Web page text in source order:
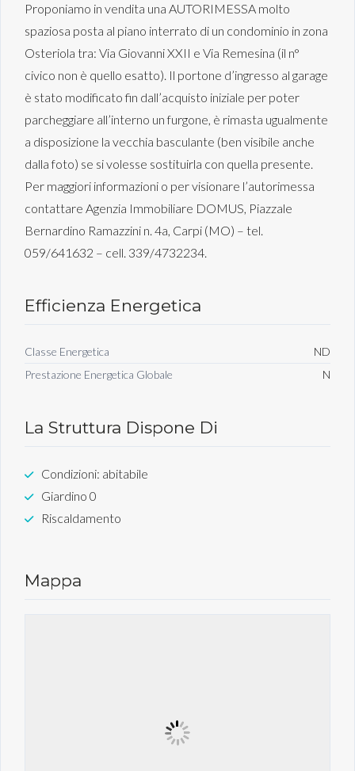
Proponiamo in vendita una AUTORIMESSA molto
spaziosa posta al piano interrato di un condominio in zona
Osteriola tra: Via Giovanni XXII e Via Remesina (il n°
civico non è quello esatto). Il portone d’ingresso al garage
è stato modificato fin dall’acquisto iniziale per poter
parcheggiare all’interno un furgone, è rimasta ugualmente
a disposizione la vecchia basculante (ben visibile anche
dalla foto) se si volesse sostituirla con quella presente.
Per maggiori informazioni o per visionare l’autorimessa
contattare Agenzia Immobiliare DOMUS, Piazzale
Bernardino Ramazzini n. 4a, Carpi (MO) – tel.
059/641632 – cell. 339/4732234.
Efficienza Energetica
Classe Energetica
ND
Prestazione Energetica Globale
N
La Struttura Dispone Di
Condizioni: abitabile
Giardino 0
Riscaldamento
Mappa